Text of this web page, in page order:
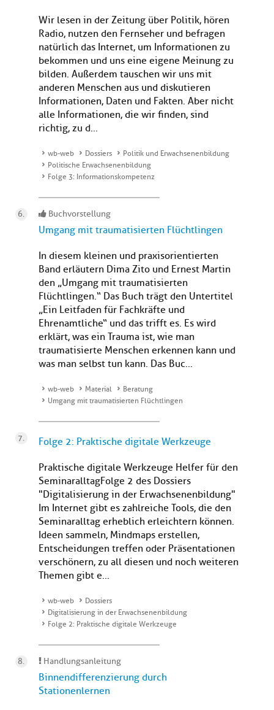
Wir lesen in der Zeitung über Politik, hören
Radio, nutzen den Fernseher und befragen
natürlich das Internet, um Informationen zu
bekommen und uns eine eigene Meinung zu
bilden. Außerdem tauschen wir uns mit
anderen Menschen aus und diskutieren
Informationen, Daten und Fakten. Aber nicht
alle Informationen, die wir finden, sind
richtig, zu d...
wb-web Dossiers
Politik und Erwachsenenbildung
Politische Erwachsenenbildung
Folge 3: Informationskompetenz
Buchvorstellung
Umgang mit traumatisierten Flüchtlingen
In diesem kleinen und praxisorientierten
Band erläutern Dima Zito und Ernest Martin
den „Umgang mit traumatisierten
Flüchtlingen.“ Das Buch trägt den Untertitel
„Ein Leitfaden für Fachkräfte und
Ehrenamtliche“ und das trifft es. Es wird
erklärt, was ein Trauma ist, wie man
traumatisierte Menschen erkennen kann und
was man selbst tun kann. Das Buc...
wb-web Material
Beratung
Umgang mit traumatisierten Flüchtlingen
Folge 2: Praktische digitale Werkzeuge
Praktische digitale Werkzeuge Helfer für den
SeminaralltagFolge 2 des Dossiers
"Digitalisierung in der Erwachsenenbildung"
Im Internet gibt es zahlreiche Tools, die den
Seminaralltag erheblich erleichtern können.
Ideen sammeln, Mindmaps erstellen,
Entscheidungen treffen oder Präsentationen
verschönern, zu all diesen und noch weiteren
Themen gibt e...
wb-web
Dossiers
Digitalisierung in der Erwachsenenbildung
Folge 2: Praktische digitale Werkzeuge
Handlungsanleitung
Binnendifferenzierung durch
Stationenlernen